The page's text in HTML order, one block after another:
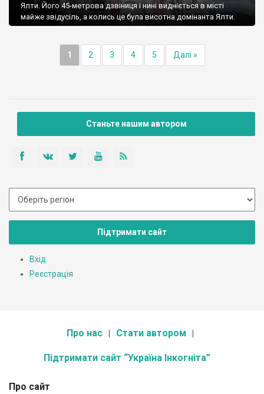
Ялти. Його 45-метрова дзвіниця і нині видніється в місті
майже звідусіль, а колись це була висотна домінанта Ялти.
1 2 3 4 5 Далі »
Станьте нашим автором
Підтримати сайт
Вхід
Реєстрація
Про нас Стати автором
Підтримати сайт “Україна Інкогніта”
Про сайт